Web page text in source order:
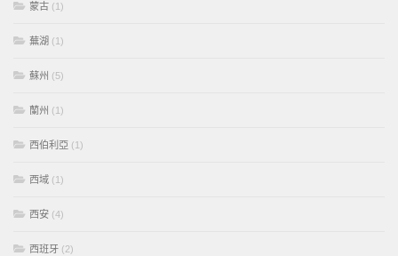
蒙古 (1)
蕪湖 (1)
蘇州 (5)
蘭州 (1)
西伯利亞 (1)
西域 (1)
西安 (4)
西班牙 (2)